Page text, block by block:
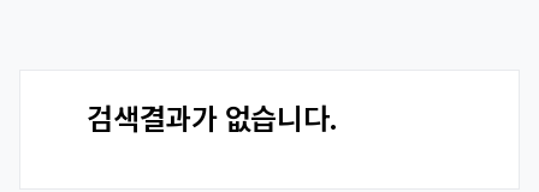
검색결과가 없습니다.